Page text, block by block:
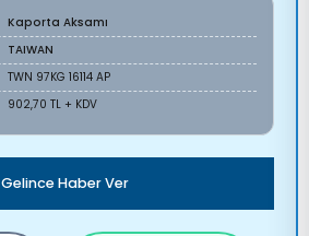
Kaporta Aksamı
TAIWAN
TWN 97KG 16114 AP
902,70 TL + KDV
Gelince Haber Ver